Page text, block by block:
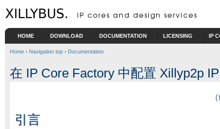
Skip to main content
HOME DOWNLOAD DOCUMENTATION LICENSING IP
Home › Navigation top › Documentation
在 IP Core Factory 中配置 Xillyp2p
引言